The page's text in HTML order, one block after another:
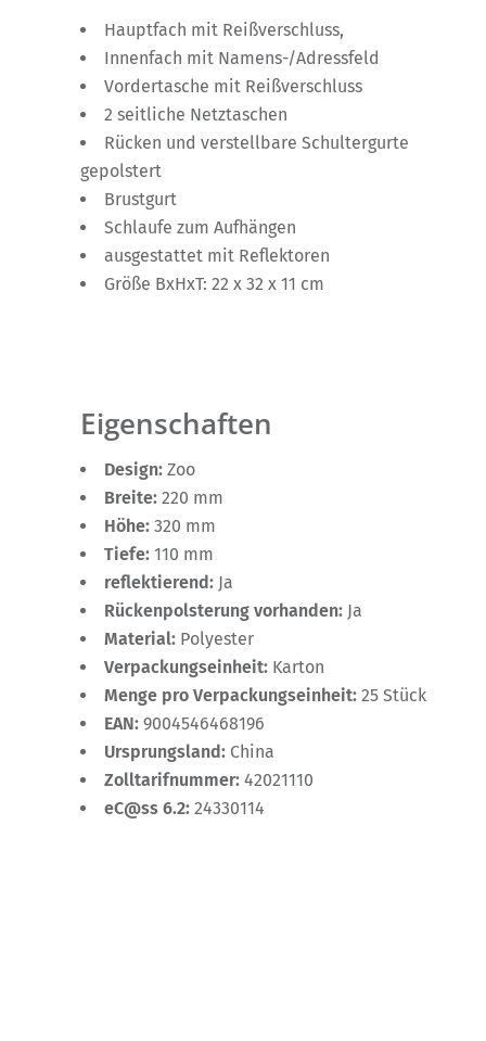
Hauptfach mit Reißverschluss,
Innenfach mit Namens-/Adressfeld
Vordertasche mit Reißverschluss
2 seitliche Netztaschen
Rücken und verstellbare Schultergurte
gepolstert
Brustgurt
Schlaufe zum Aufhängen
ausgestattet mit Reflektoren
Größe BxHxT: 22 x 32 x 11 cm
Eigenschaften
Design: Zoo
Breite: 220 mm
Höhe: 320 mm
Tiefe: 110 mm
reflektierend: Ja
Rückenpolsterung vorhanden: Ja
Material: Polyester
Verpackungseinheit: Karton
Menge pro Verpackungseinheit: 25 Stück
EAN: 9004546468196
Ursprungsland: China
Zolltarifnummer: 42021110
eC@ss 6.2: 24330114